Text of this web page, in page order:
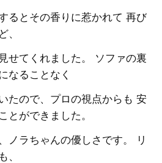
るとその香りに惹かれて 再び
、
せてくれました。 ソファの裏
なることなく
たので、プロの視点からも 安
とができました。
ノラちゃんの優しさです。 リ
、